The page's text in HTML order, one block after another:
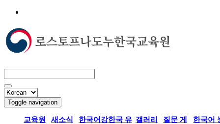
Toggle navigation
교육원
새소식
한국어강한국 유 갤러리
질문 게
한국어